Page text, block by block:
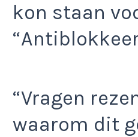
kon staan
“Vragen
waarom dit